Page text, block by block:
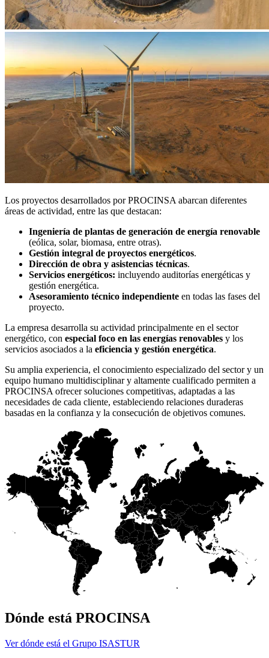
Los proyectos desarrollados por PROCINSA abarcan diferentes
áreas de actividad, entre las que destacan:
Ingeniería de plantas de generación de energía renovable
(eólica, solar, biomasa, entre otras).
Gestión integral de proyectos energéticos.
Dirección de obra y asistencias técnicas.
Servicios energéticos: incluyendo auditorías energéticas y
gestión energética.
Asesoramiento técnico independiente en todas las fases del
proyecto.
La empresa desarrolla su actividad principalmente en el sector
energético, con especial foco en las energías renovables y los
servicios asociados a la eficiencia y gestión energética.
Su amplia experiencia, el conocimiento especializado del sector y un
equipo humano multidisciplinar y altamente cualificado permiten a
PROCINSA ofrecer soluciones competitivas, adaptadas a las
necesidades de cada cliente, estableciendo relaciones duraderas
basadas en la confianza y la consecución de objetivos comunes.
Dónde está PROCINSA
Ver dónde está el Grupo ISASTUR